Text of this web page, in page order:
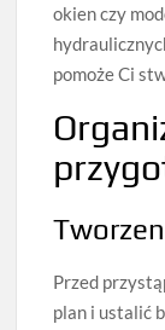
okien czy
pomoże Ci
Przed
plan i ustalić